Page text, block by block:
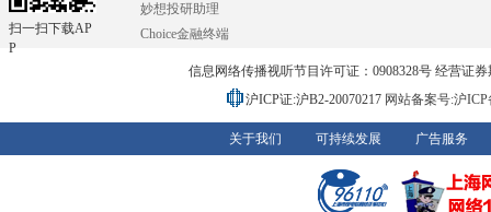
扫一扫下载AP
P
妙想投研助理
Choice金融终端
信息网络传播视听节目许可证：0908328号 经营证
沪ICP证:沪B2-20070217 网站备案号:沪
关于我们 可持续发展 广告服务